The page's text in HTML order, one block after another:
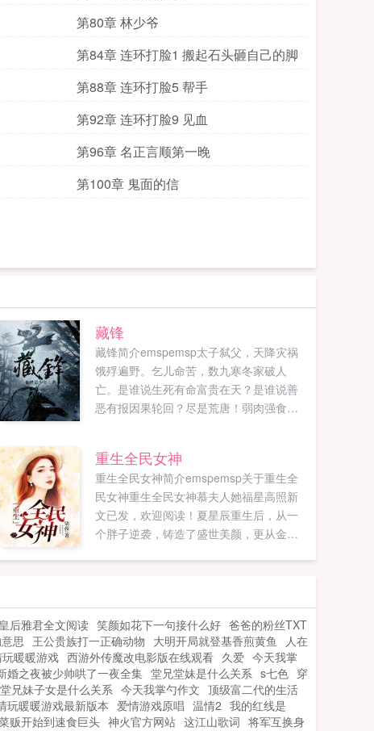
第80章 林少爷
第84章 连环打脸1 搬起石头砸自己的脚
第88章 连环打脸5 帮手
第92章 连环打脸9 见血
第96章 名正言顺第一晚
第100章 鬼面的信
藏锋
藏锋简介emspemsp太子弑父，天降灾祸
饿殍遍野。乞儿命苦，数九寒冬家破人
亡。是谁说生死有命富贵在天？是谁说善
恶有报因果轮回？尽是荒唐！弱肉强食，
平！更多小说请收藏xyuzhaiwu8com...
重生全民女神
重生全民女神简介emspemsp关于重生全
民女神重生全民女神慕夫人她福星高照新
文已发，欢迎阅读！夏星辰重生后，从一
个胖子逆袭，铸造了盛世美颜，更从金牌
后雅君全文阅读 笑颜如花下一句接什么好 爸爸的粉丝TXT
思 王公贵族打一正确动物 大明开局就登基香煎黄鱼
人在
暖暖游戏 西游外传魔改电影版在线观看 久爱 今天我掌
婚之夜被少帅哄了一夜全集 堂兄堂妹是什么关系 s七色 穿
堂兄妹子女是什么关系 今天我掌勺作文 顶级富二代的生活
玩暖暖游戏最新版本 爱情游戏原唱 温情2 我的红线是
贩开始到速食巨头 神火官方网站 这江山歌词 将军互换身